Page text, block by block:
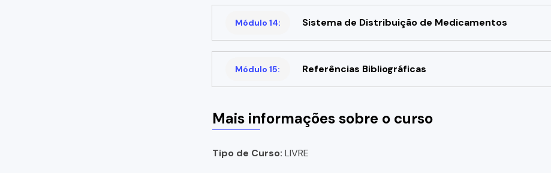
Módulo 14: Sistema de Distribuição de Medicamentos
Módulo 15: Referências Bibliográficas
Mais informações sobre o curso
Tipo de Curso: LIVRE